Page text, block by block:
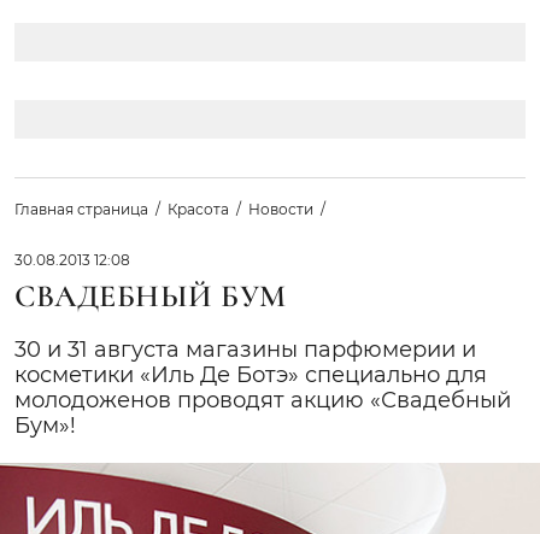
Главная страница Красота Новости
30.08.2013 12:08
СВАДЕБНЫЙ БУМ
30 и 31 августа магазины парфюмерии и
косметики «Иль Де Ботэ» специально для
молодоженов проводят акцию «Свадебный
Бум»!